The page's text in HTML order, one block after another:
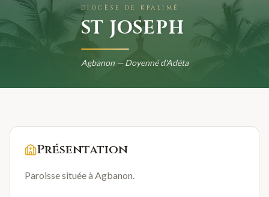
DIOCÈSE DE KPALIMÉ
ST JOSEPH
Agbanon — Doyenné d'Adéta
Présentation
Paroisse située à Agbanon.